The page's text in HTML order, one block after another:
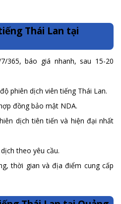
Thái Lan tại
365, báo giá nhanh, sau 15-20
phiên dịch viên tiếng Thái Lan.
đồng bảo mật NDA.
dịch tiên tiến và hiện đại nhất
theo yêu cầu.
thời gian và địa điểm cung cấp